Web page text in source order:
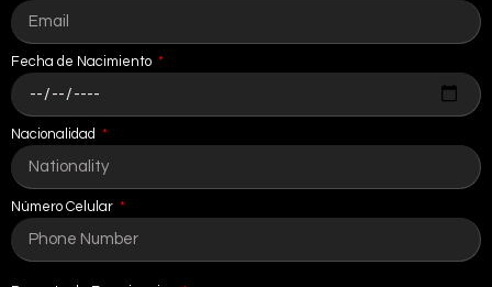
Fecha de Nacimiento
Nacionalidad
Número Celular